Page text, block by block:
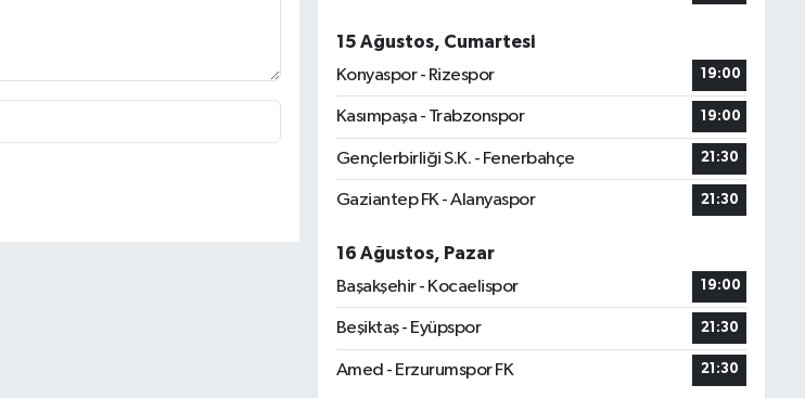
15 Ağustos, Cumartesi
Konyaspor - Rizespor
19:00
Kasımpaşa - Trabzonspor 19:00
Gençlerbirliği S.K. - Fenerbahçe 21:30
Gaziantep FK - Alanyaspor 21:30
16 Ağustos, Pazar
Başakşehir - Kocaelispor
19:00
Beşiktaş - Eyüpspor 21:30
Amed - Erzurumspor FK 21:30